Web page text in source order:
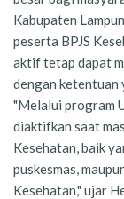
Kabupaten
peserta BPJS
aktif tetap dapat
dengan ketentuan
"Melalui program
diaktifkan saat
Kesehatan, baik
puskesmas,
Kesehatan," ujar